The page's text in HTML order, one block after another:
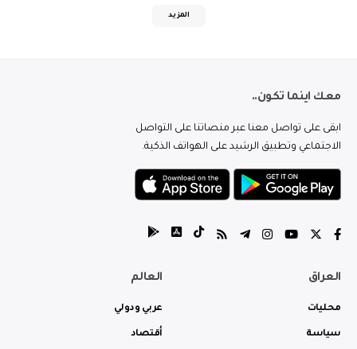
المزيد
معك اينما تكون..
ابقى على تواصل معنا عبر منصاتنا على التواصل
الاجتماعي وتطبيق الرشيد على الهواتف الذكية.
العراق
محليات
سياسة
العالم
عربي ودولي
أقتصاد